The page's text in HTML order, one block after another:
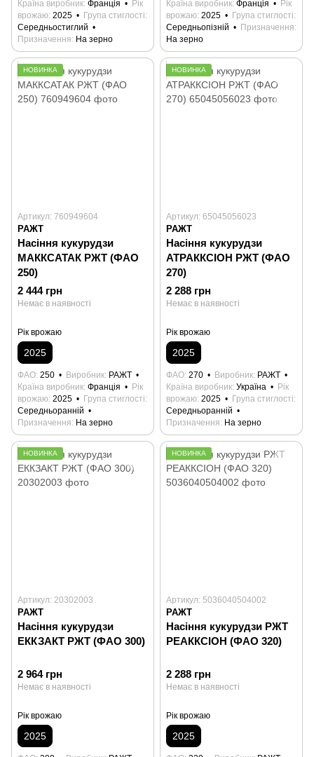
Країна виробник Франція
Рік
врожаю 2025
Група стиглості
Середньостиглий
Призначення На зерно
Країна виробник Франція
Рік
врожаю 2025
Група стиглості
Середньопізній
Призначення
На зерно
НОВИНКА
Артикул: 760949604
РАЖТ
Насіння кукурудзи
МАККСАТАК РЖТ (ФАО
250)
2 444 грн
Немає в наявності
Рік врожаю
2025
ФАО 250 Виробник РАЖТ
Країна виробник Франція
Рік
врожаю 2025
Група стиглості
Середньоранній
Призначення
На зерно
НОВИНКА
Артикул: 65045056023
РАЖТ
Насіння кукурудзи
АТРАККСІОН РЖТ (ФАО
270)
2 288 грн
Немає в наявності
Рік врожаю
2025
ФАО 270 Виробник РАЖТ
Країна виробник Україна
Рік
врожаю 2025
Група стиглості
Середньоранній
Призначення
На зерно
НОВИНКА
Артикул: 20302003
РАЖТ
Насіння кукурудзи
ЕККЗАКТ РЖТ (ФАО 300)
2 964 грн
Немає в наявності
Рік врожаю
2025
НОВИНКА
Артикул: 5036040504002
РАЖТ
Насіння кукурудзи РЖТ
РЕАККСІОН (ФАО 320)
2 288 грн
Немає в наявності
Рік врожаю
2025